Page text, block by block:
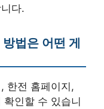
다.
법은 어떤 게
한전 홈페이지,
인할 수 있습니